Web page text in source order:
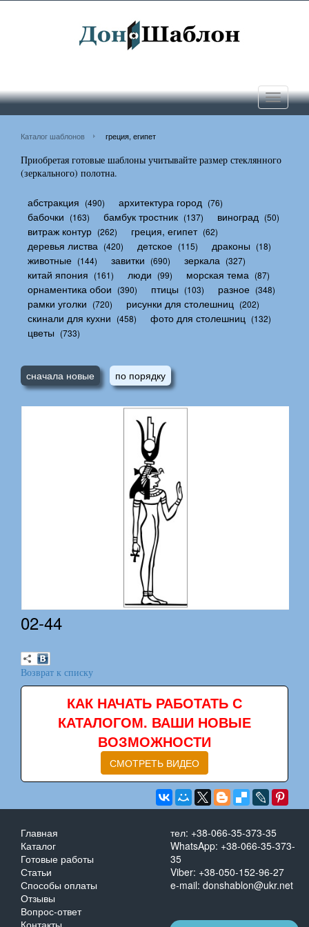
Toggle
Каталог шаблонов греция, египет
Приобретая готовые шаблоны учитывайте размер стеклянного
(зеркального) полотна.
абстракция (490) архитектура город (76)
бабочки (163) бамбук тростник (137) виноград (50)
витраж контур (262) греция, египет (62)
деревья листва (420) детское (115) драконы (18)
животные (144) завитки (690) зеркала (327)
китай япония (161) люди (99) морская тема (87)
орнаментика обои (390) птицы (103) разное (348)
рамки уголки (720) рисунки для столешниц (202)
скинали для кухни (458) фото для столешниц (132)
цветы (733)
сначала новые по порядку
02-44
Возврат к списку
КАК НАЧАТЬ РАБОТАТЬ С
КАТАЛОГОМ. ВАШИ НОВЫЕ
ВОЗМОЖНОСТИ
СМОТРЕТЬ ВИДЕО
Главная
Каталог
Готовые работы
Статьи
Способы оплаты
Отзывы
Вопрос-ответ
тел: +38-066-35-373-35
WhatsApp: +38-066-35-373-
35
Viber: +38-050-152-96-27
e-mail: donshablon@ukr.net